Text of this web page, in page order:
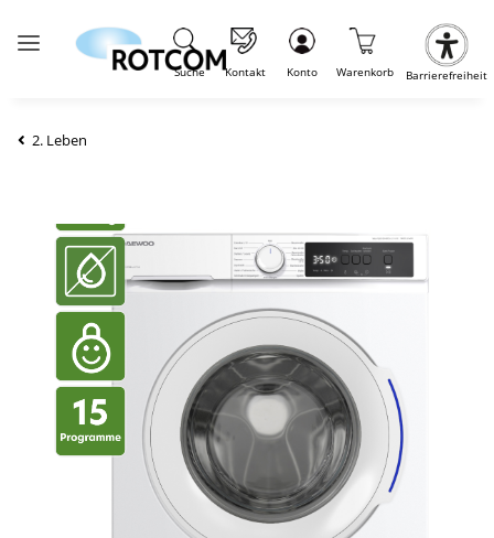
Suche Kontakt Konto Warenkorb Barrierefreiheit
2. Leben